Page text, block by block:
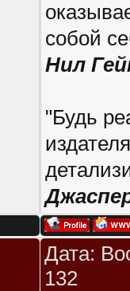
собой
Нил
"Будь
Дата:
132